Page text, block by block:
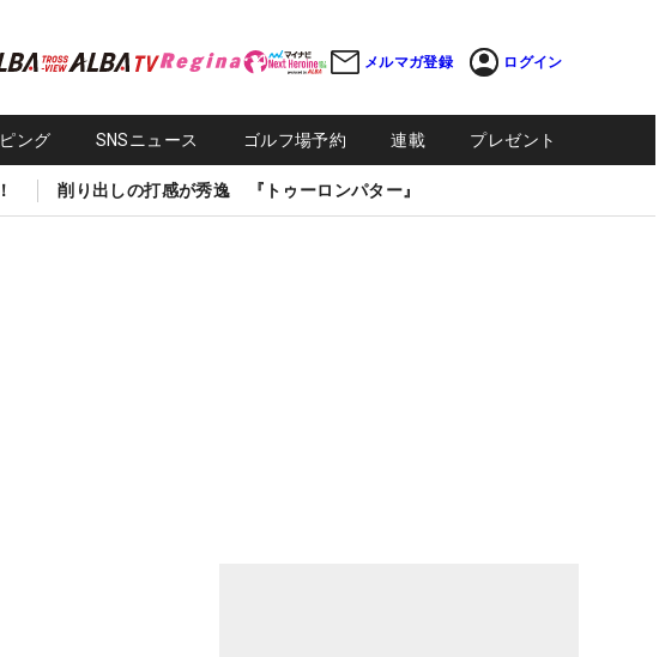
メルマガ登録 ログイン
ング SNSニュース ゴルフ場予約 連載 プレゼント
削り出しの打感が秀逸 『トゥーロンパター』